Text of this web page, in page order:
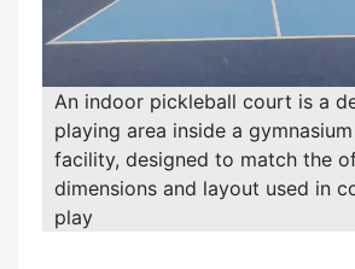
An indoor pickleball court is a
playing area inside a
facility, designed to match the
dimensions and layout used in
play